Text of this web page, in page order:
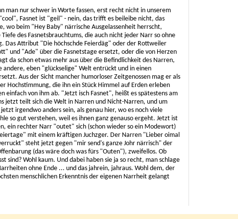
man nur schwer in Worte fassen, erst recht nicht in unserem
Fasnet ist "geil" - nein, das trifft es beileibe nicht, das
wo beim "Hey Baby" närrische Ausgelassenheit herrscht,
des Fasnetsbrauchtums, die auch nicht jeder Narr so ohne
Das Attribut "Die höchschde Feierdäg" oder der Rottweiler
und "Ade" über die Fasnetstage ersetzt, oder die von Herzen
da schon etwas mehr aus über die Befindlichkeit des Narren,
andere, eben "glückselige" Welt entrückt und in einen
Aus der Sicht mancher humorloser Zeitgenossen mag er als
Hochstimmung, die ihn ein Stück Himmel auf Erden erleben
einfach von ihm ab. "Jetzt isch Fasnet", heißt es spätestens am
jetzt teilt sich die Welt in Narren und Nicht-Narren, und um
irgendwo anders sein, als genau hier, wo es noch viele
so gut verstehen, weil es ihnen ganz genauso ergeht. Jetzt ist
ein rechter Narr "outet" sich (schon wieder so ein Modewort)
mit einem kräftigen Juchzger. Der Narren "Lieber oimal
steht jetzt gegen "mir send's ganze Johr närrisch" der
(das wäre doch was fürs "Outen"), zweifellos. Ob
sind? Wohl kaum. Und dabei haben sie ja so recht, man schlage
ohne Ende ... und das jahrein, jahraus. Wohl dem, der
menschlichen Erkenntnis der eigenen Narrheit gelangt